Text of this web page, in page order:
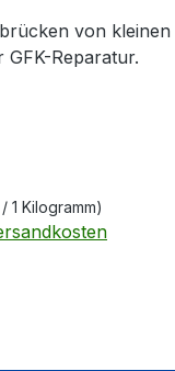
von
Reparatur.
1 Kilogramm)